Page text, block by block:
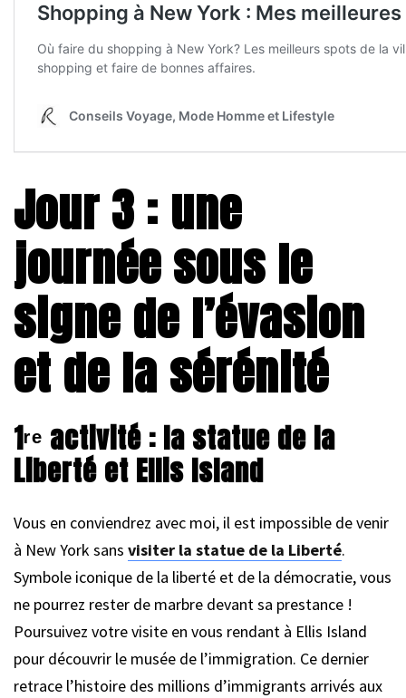
Jour 3 : une
journée sous le
signe de l’évasion
et de la sérénité
1ʳᵉ activité : la statue de la
Liberté et Ellis Island
Vous en conviendrez avec moi, il est impossible de venir
à New York sans visiter la statue de la Liberté.
Symbole iconique de la liberté et de la démocratie, vous
ne pourrez rester de marbre devant sa prestance !
Poursuivez votre visite en vous rendant à Ellis Island
pour découvrir le musée de l’immigration. Ce dernier
retrace l’histoire des millions d’immigrants arrivés aux